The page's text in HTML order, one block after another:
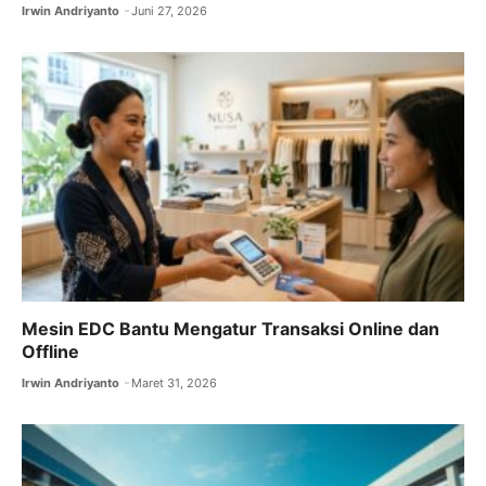
Irwin Andriyanto Juni 27, 2026
Mesin EDC Bantu Mengatur Transaksi Online dan
Offline
Irwin Andriyanto Maret 31, 2026